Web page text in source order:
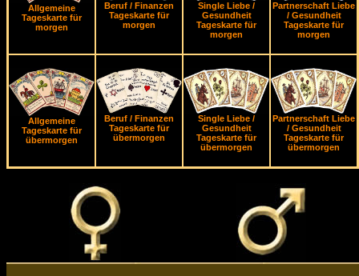
Allgemeine
Tageskarte für
morgen
Beruf / Finanzen
Tageskarte für
morgen
Single Liebe /
Gesundheit
Tageskarte für
morgen
Partnerschaft Liebe
/ Gesundheit
Tageskarte für
morgen
Allgemeine
Tageskarte für
übermorgen
Beruf / Finanzen
Tageskarte für
übermorgen
Single Liebe /
Gesundheit
Tageskarte für
übermorgen
Partnerschaft Liebe
/ Gesundheit
Tageskarte für
übermorgen